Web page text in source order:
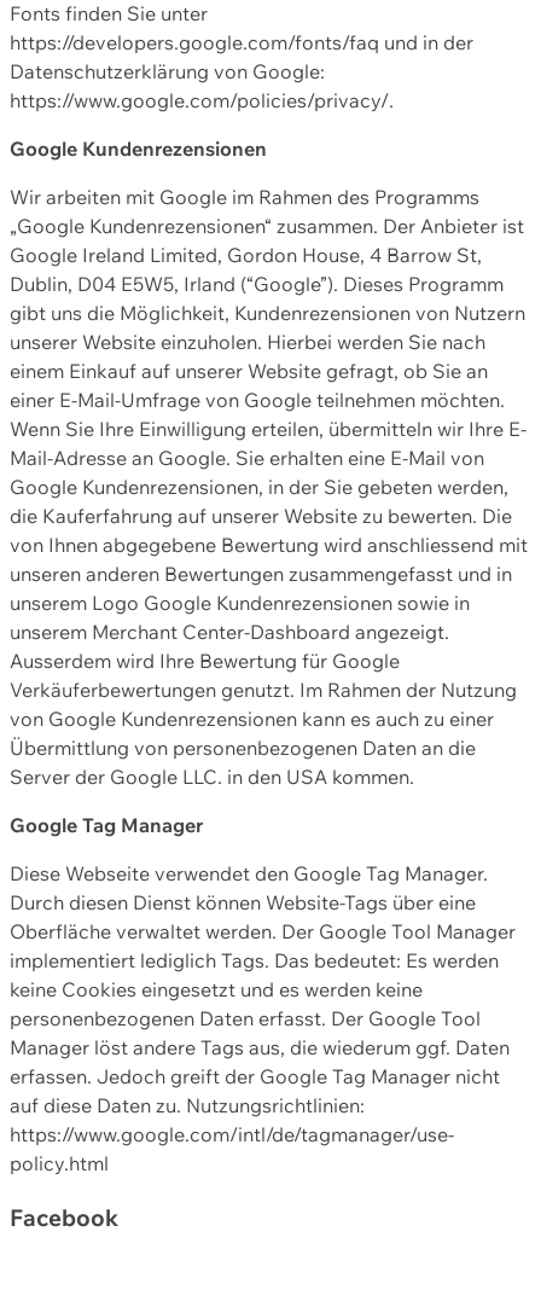
Fonts finden Sie unter
https://developers.google.com/fonts/faq und in der
Datenschutzerklärung von Google:
https://www.google.com/policies/privacy/.
Google Kundenrezensionen
Wir arbeiten mit Google im Rahmen des Programms
„Google Kundenrezensionen“ zusammen. Der Anbieter ist
Google Ireland Limited, Gordon House, 4 Barrow St,
Dublin, D04 E5W5, Irland (“Google”). Dieses Programm
gibt uns die Möglichkeit, Kundenrezensionen von Nutzern
unserer Website einzuholen. Hierbei werden Sie nach
einem Einkauf auf unserer Website gefragt, ob Sie an
einer E-Mail-Umfrage von Google teilnehmen möchten.
Wenn Sie Ihre Einwilligung erteilen, übermitteln wir Ihre E-
Mail-Adresse an Google. Sie erhalten eine E-Mail von
Google Kundenrezensionen, in der Sie gebeten werden,
die Kauferfahrung auf unserer Website zu bewerten. Die
von Ihnen abgegebene Bewertung wird anschliessend mit
unseren anderen Bewertungen zusammengefasst und in
unserem Logo Google Kundenrezensionen sowie in
unserem Merchant Center-Dashboard angezeigt.
Ausserdem wird Ihre Bewertung für Google
Verkäuferbewertungen genutzt. Im Rahmen der Nutzung
von Google Kundenrezensionen kann es auch zu einer
Übermittlung von personenbezogenen Daten an die
Server der Google LLC. in den USA kommen.
Google Tag Manager
Diese Webseite verwendet den Google Tag Manager.
Durch diesen Dienst können Website-Tags über eine
Oberfläche verwaltet werden. Der Google Tool Manager
implementiert lediglich Tags. Das bedeutet: Es werden
keine Cookies eingesetzt und es werden keine
personenbezogenen Daten erfasst. Der Google Tool
Manager löst andere Tags aus, die wiederum ggf. Daten
erfassen. Jedoch greift der Google Tag Manager nicht
auf diese Daten zu. Nutzungsrichtlinien:
https://www.google.com/intl/de/tagmanager/use-
policy.html
Facebook